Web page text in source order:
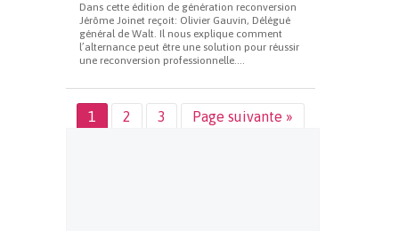
Dans cette édition de génération reconversion
Jérôme Joinet reçoit: Olivier Gauvin, Délégué
général de Walt. Il nous explique comment
l’alternance peut être une solution pour réussir
une reconversion professionnelle....
1 2 3 Page suivante »